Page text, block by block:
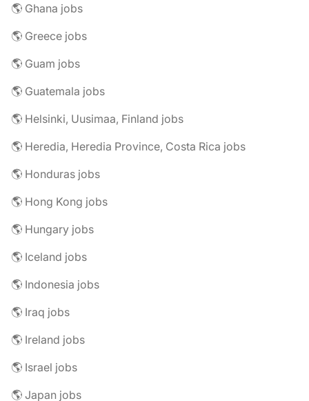
🌎 Ghana jobs
🌎 Greece jobs
🌎 Guam jobs
🌎 Guatemala jobs
🌎 Helsinki, Uusimaa, Finland jobs
🌎 Heredia, Heredia Province, Costa Rica jobs
🌎 Honduras jobs
🌎 Hong Kong jobs
🌎 Hungary jobs
🌎 Iceland jobs
🌎 Indonesia jobs
🌎 Iraq jobs
🌎 Ireland jobs
🌎 Israel jobs
🌎 Japan jobs